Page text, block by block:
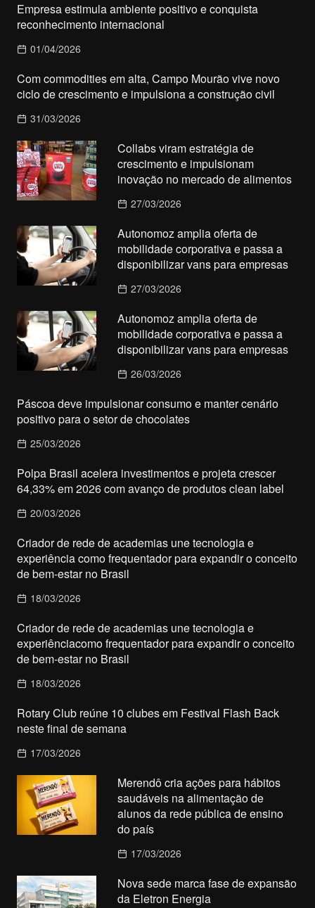
Empresa estimula ambiente positivo e conquista
reconhecimento internacional
01/04/2026
Com commodities em alta, Campo Mourão vive novo
ciclo de crescimento e impulsiona a construção civil
31/03/2026
Collabs viram estratégia de
crescimento e impulsionam
inovação no mercado de alimentos
27/03/2026
Autonomoz amplia oferta de
mobilidade corporativa e passa a
disponibilizar vans para empresas
27/03/2026
Autonomoz amplia oferta de
mobilidade corporativa e passa a
disponibilizar vans para empresas
26/03/2026
Páscoa deve impulsionar consumo e manter cenário
positivo para o setor de chocolates
25/03/2026
Polpa Brasil acelera investimentos e projeta crescer
64,33% em 2026 com avanço de produtos clean label
20/03/2026
Criador de rede de academias une tecnologia e
experiência como frequentador para expandir o conceito
de bem-estar no Brasil
18/03/2026
Criador de rede de academias une tecnologia e
experiênciacomo frequentador para expandir o conceito
de bem-estar no Brasil
18/03/2026
Rotary Club reúne 10 clubes em Festival Flash Back
neste final de semana
17/03/2026
Merendô cria ações para hábitos
saudáveis na alimentação de
alunos da rede pública de ensino
do país
17/03/2026
Nova sede marca fase de expansão
da Eletron Energia